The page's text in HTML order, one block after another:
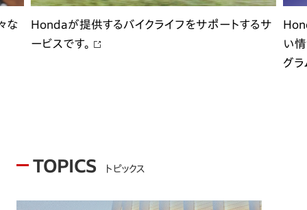
な
Hondaが提供するバイクライフをサポートするサ
ービスです。
い
グラ
TOPICS トピックス